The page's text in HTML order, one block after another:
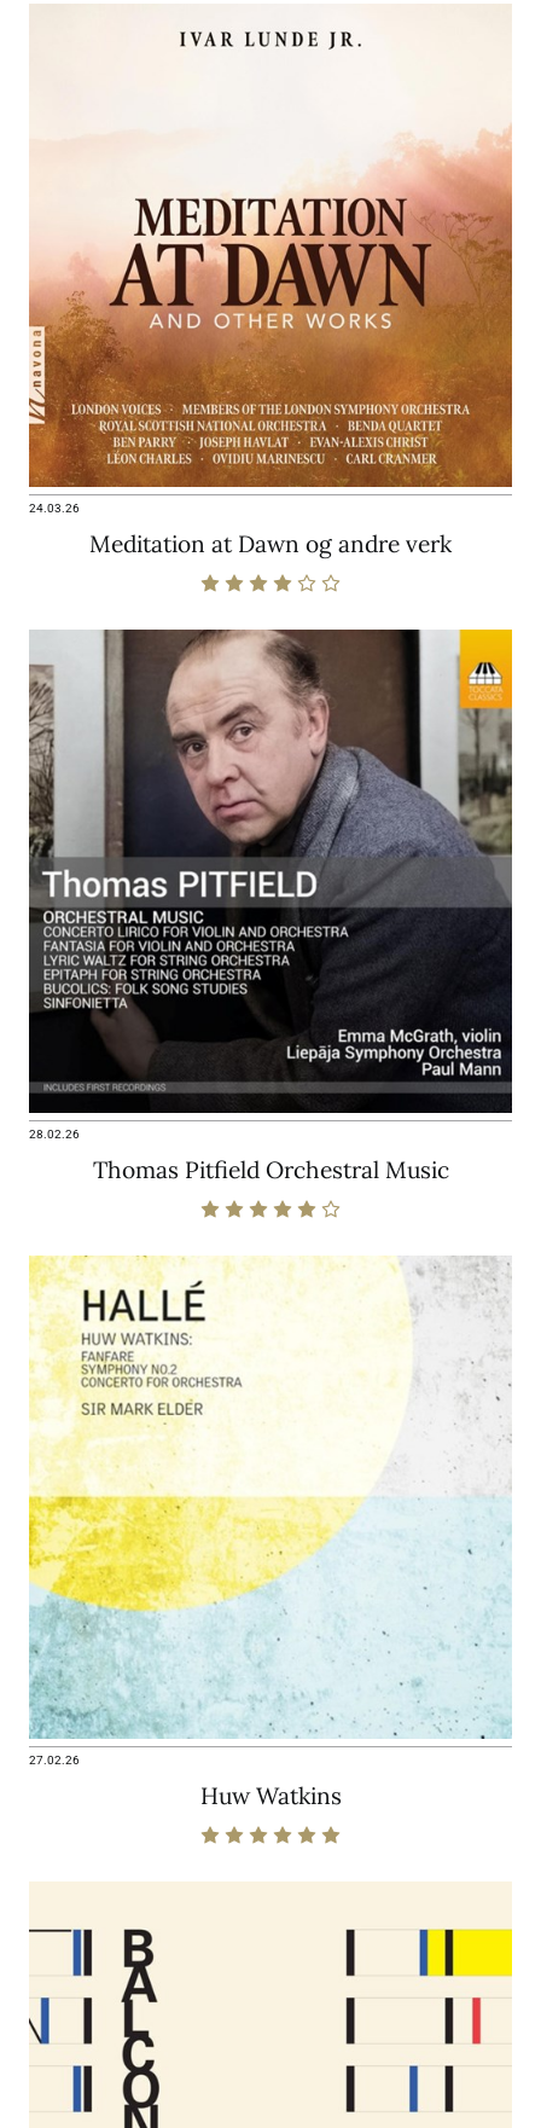
24.03.26
Meditation at Dawn og andre verk
28.02.26
Thomas Pitfield Orchestral Music
27.02.26
Huw Watkins